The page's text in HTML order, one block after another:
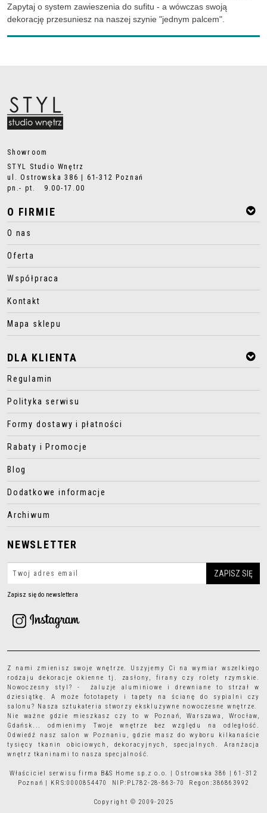
Zapytaj o system zawieszenia do sufitu - a wówczas swoją
dekorację przesuniesz na naszej szynie "jednym palcem".
Showroom
STYL Studio Wnętrz
ul. Ostrowska 386 | 61-312 Poznań
pn.- pt. 9.00-17.00
O FIRMIE
O nas
Oferta
Współpraca
Kontakt
Mapa sklepu
DLA KLIENTA
Regulamin
Polityka serwisu
Formy dostawy i płatności
Rabaty i Promocje
Blog
Dodatkowe informacje
Archiwum
NEWSLETTER
Zapisz się do newslettera
Z nami zmienisz swoje wnętrze. Uszyjemy Ci na wymiar wszelkiego
rodzajudekoracje okienne tj. zasłony, firany czy rolety rzymskie.
Nowoczesny styl? - żaluzje aluminiowe i drewniane to strzał w
dziesiątkę. A może fototapety i tapety
na ścianę do sypialni czy
salonu? Nasza sztukateria stworzy ekskluzywne nowoczesne wnętrze.
Nie ważne gdzie mieszkasz czy to w Poznań, Warszawa, Wrocław,
Gdańsk... odmienimy Twoje wnętrze bez względu na odległość.
Odwiedź nasz salon w Poznaniu, gdzie masz do wyboru kilkanaście
tysięcytkanin obiciowych , dekoracyjnych, specjalnych. Aranżacja
wnętrz tkaninami to nasza specjalność.
Właściciel serwisu firma B&S Home sp.z o.o. | Ostrowska 386 | 61-312
Poznań | KRS:0000854470 NIP:PL782-28-863-70 Regon:386863992
Copyright © 2009-2025